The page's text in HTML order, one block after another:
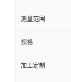
言
测量范围
规格
加工定制